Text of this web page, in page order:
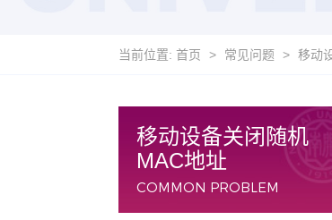
当前位置: 首页 > 常见问题 > 移动
移动设备关闭随机
MAC地址
COMMON PROBLEM